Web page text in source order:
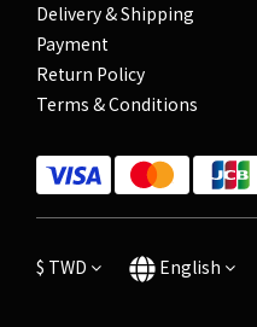
Delivery & Shipping
Payment
Return Policy
Terms & Conditions
$ TWD English